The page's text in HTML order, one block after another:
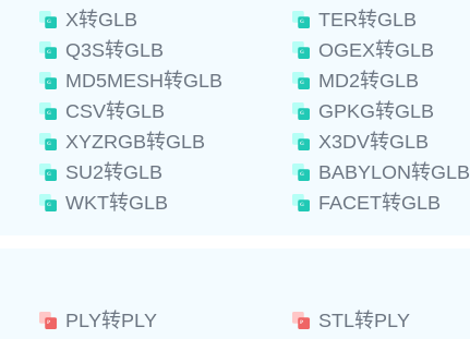
X转GLB TER转GLB
Q3S转GLB OGEX转GLB
MD5MESH转GLB MD2转GLB
CSV转GLB GPKG转GLB
XYZRGB转GLB X3DV转GLB
SU2转GLB BABYLON转GLB
WKT转GLB FACET转GLB
PLY转PLY STL转PLY